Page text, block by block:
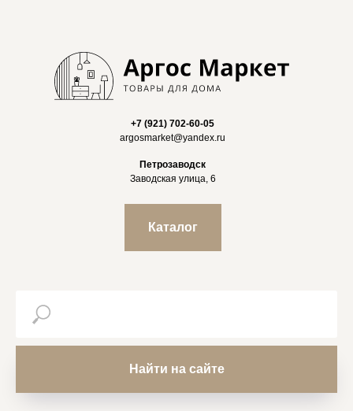
+7 (921) 702-60-05
argosmarket@yandex.ru
Петрозаводск
Заводская улица, 6
Каталог
Найти на сайте